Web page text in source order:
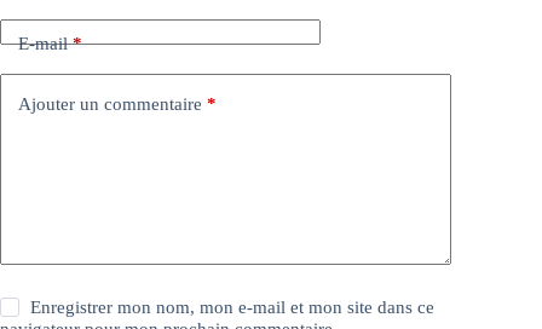
E-mail*
Ajouter un commentaire *
Enregistrer mon nom, mon e-mail et mon site dans ce